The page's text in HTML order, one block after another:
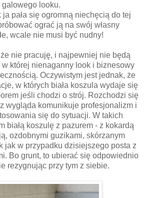
galowego looku.
pała się ogromną niechęcią do tej
ograć ją na swój własny
wcale nie musi być nudny!
nie pracuję, i najpewniej nie będą
w której nienaganny look i biznesowy
Oczywistym jest jednak, że
w których biała koszula wydaje się
jeśli chodzi o strój. Rozchodzi się
wygląda komunikuje profesjonalizm i
się do sytuacji. W takich
białą koszulę z pazurem - z kokardą
ozdobnymi guzikami, skórzanym
jak w przypadku dzisiejszego posta z
Bo grunt, to ubierać się odpowiednio
rezygnując przy tym z siebie.